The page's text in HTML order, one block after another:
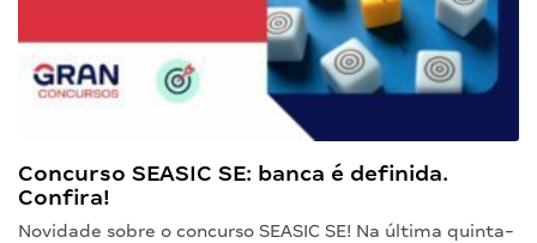
Concurso SEASIC SE: banca é definida.
Confira!
Novidade sobre o concurso SEASIC SE! Na última quinta-